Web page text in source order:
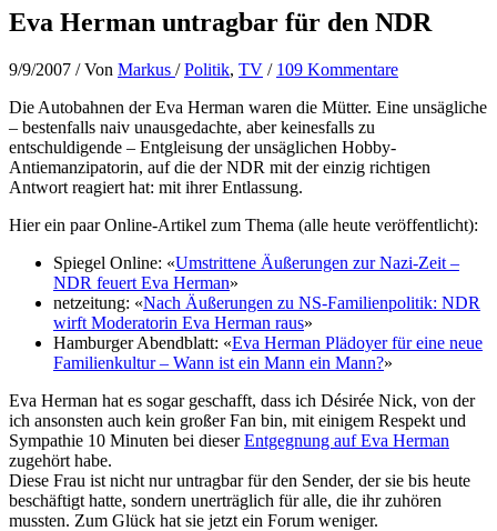
Eva Herman untragbar für den NDR
9/9/2007 / Von Markus /Politik, TV / 109 Kommentare
Die Autobahnen der Eva Herman waren die Mütter. Eine unsägliche
– bestenfalls naiv unausgedachte, aber keinesfalls zu
entschuldigende – Entgleisung der unsäglichen Hobby-
Antiemanzipatorin, auf die der NDR mit der einzig richtigen
Antwort reagiert hat: mit ihrer Entlassung.
Hier ein paar Online-Artikel zum Thema (alle heute veröffentlicht):
Spiegel Online: «Umstrittene Äußerungen zur Nazi-Zeit –
NDR feuert Eva Herman»
netzeitung: «Nach Äußerungen zu NS-Familienpolitik: NDR
wirft Moderatorin Eva Herman raus»
Hamburger Abendblatt: «Eva Herman Plädoyer für eine neue
Familienkultur – Wann ist ein Mann ein Mann?»
Eva Herman hat es sogar geschafft, dass ich Désirée Nick, von der
ich ansonsten auch kein großer Fan bin, mit einigem Respekt und
Sympathie 10 Minuten bei dieserEntgegnung auf Eva Herman
zugehört habe.
Diese Frau ist nicht nur untragbar für den Sender, der sie bis heute
beschäftigt hatte, sondern unerträglich für alle, die ihr zuhören
mussten. Zum Glück hat sie jetzt ein Forum weniger.